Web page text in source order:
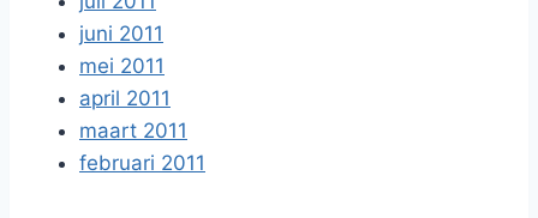
juni 2011
mei 2011
april 2011
maart 2011
februari 2011